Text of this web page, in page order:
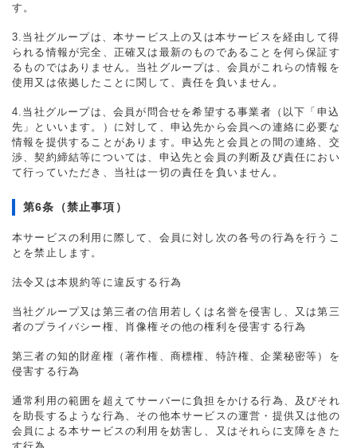
す。
3.当社グループは、本サービス上の又は本サービスを経由して得
られる情報が完全、正確又は最新のものであることを何ら保証す
るものではありません。当社グループは、会員がこれらの情報を
使用又は依拠したことに関して、責任を負いません。
4.当社グループは、会員が問合せを希望する事業者（以下「申込
先」といいます。）に対して、申込先から会員への連絡に必要な
情報を提供することがあります。申込先と会員との間の連絡、交
渉、契約締結等については、申込先と会員の判断及び責任におい
て行っていただき、当社は一切の責任を負いません。
第6条（禁止事項）
本サービスの利用に際して、会員に対し次の各号の行為を行うこ
とを禁止します。
法令又は本規約等に違反する行為
当社グループ又は第三者の信用若しくは名誉を侵害し、又は第三
者のプライバシー権、肖像権その他の権利を侵害する行為
第三者の知的財産権（著作権、商標権、特許権、企業秘密等）を
侵害する行為
通常利用の範囲を超えてサーバーに負担をかける行為、及びそれ
を助長するような行為、その他本サービスの運営・提供又は他の
会員による本サービスの利用を妨害し、又はそれらに支障をきた